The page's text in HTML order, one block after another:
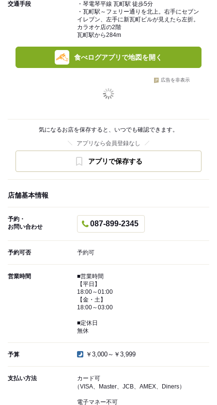
交通手段
・琴電琴平線 瓦町駅 徒歩5分
・瓦町駅～フェリー通りを北上。右手にセブン
イレブン、左手に新瓦町ビルが見えたら左折。
カラオケ店の2階
瓦町駅から284m
食べログアプリで地図を開く
広告を非表示
気になるお店を保存すると、いつでも確認できます。
アプリなら会員登録なし
アプリで保存する
店舗基本情報
予約・
お問い合わせ
087-899-2345
予約可否 予約可
営業時間
■営業時間
【平日】
18:00～01:00
【金・土】
18:00～03:00
■定休日
無休
予算 ￥3,000～￥3,999
支払い方法
カード可
（VISA、Master、JCB、AMEX、Diners）
電子マネー不可